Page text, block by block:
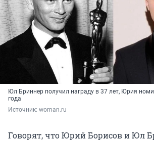
Юл Бриннер получил награду в 37 лет, Юрия
года
Источник: woman.ru
Говорят, что Юрий Борисов и Юл